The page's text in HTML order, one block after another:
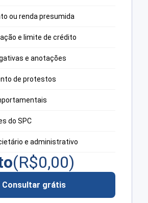
ou renda presumida
e limite de crédito
e anotações
de protestos
do SPC
e administrativo
(R$0,00)
Consultar grátis